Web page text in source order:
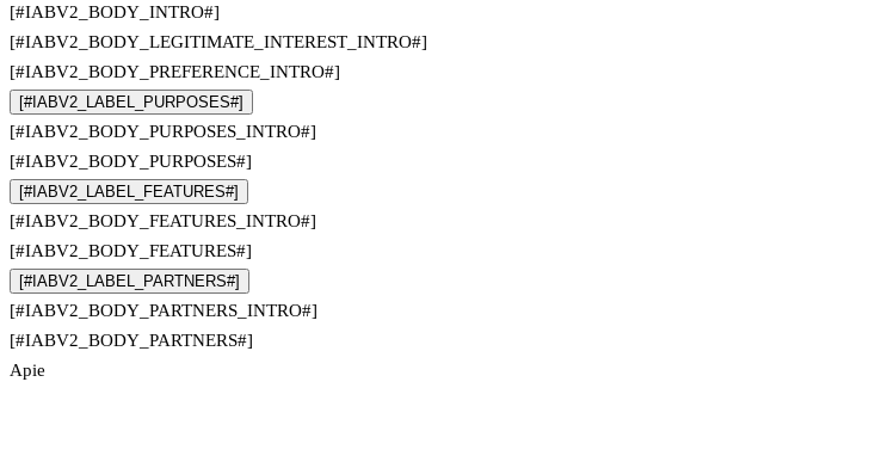
[#IABV2_BODY_INTRO#]
[#IABV2_BODY_LEGITIMATE_INTEREST_INTRO#]
[#IABV2_BODY_PREFERENCE_INTRO#]
[#IABV2_LABEL_PURPOSES#]
[#IABV2_BODY_PURPOSES_INTRO#]
[#IABV2_BODY_PURPOSES#]
[#IABV2_LABEL_FEATURES#]
[#IABV2_BODY_FEATURES_INTRO#]
[#IABV2_BODY_FEATURES#]
[#IABV2_LABEL_PARTNERS#]
[#IABV2_BODY_PARTNERS_INTRO#]
[#IABV2_BODY_PARTNERS#]
Apie